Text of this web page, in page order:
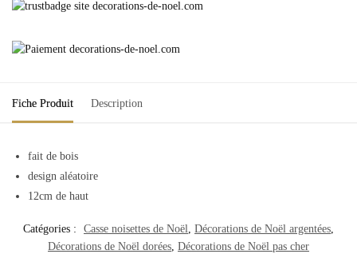
Fiche Produit Description
fait de bois
design aléatoire
12cm de haut
Catégories : Casse noisettes de Noël, Décorations de Noël argentées,
Décorations de Noël dorées, Décorations de Noël pas cher